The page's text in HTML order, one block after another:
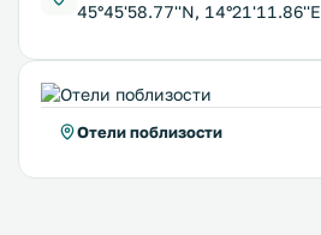
45°45'58.77''N, 14°21'11.86''E
Отели поблизости